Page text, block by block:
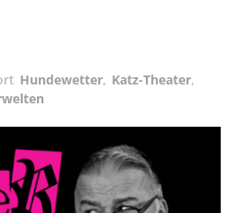
Hundewetter, Katz-Theater,